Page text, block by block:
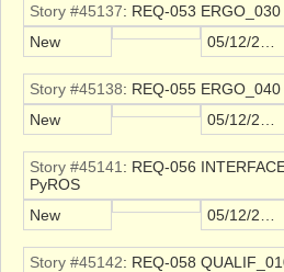
Story #45137: REQ-053
New
Story #45138: REQ-055
New
Story #45141 : REQ-056
PyROS
New
Story #45142: REQ-058